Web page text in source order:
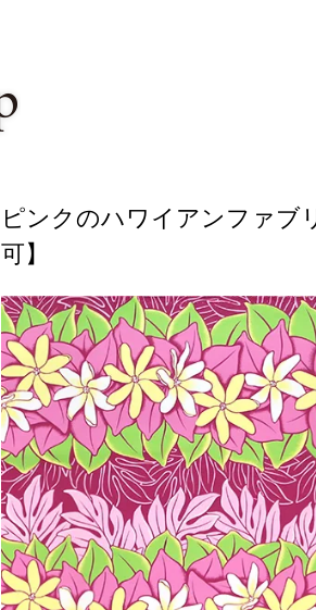
ピンクのハワイアンファブ
可】